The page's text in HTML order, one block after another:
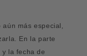
más especial,
En la parte
la fecha de